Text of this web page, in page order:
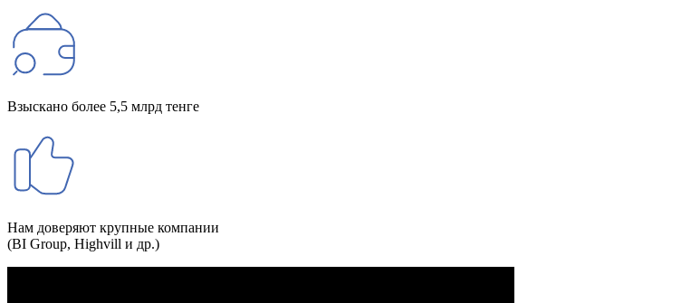
Взыскано более 5,5 млрд тенге
Нам доверяют крупные компании
(BI Group, Highvill и др.)